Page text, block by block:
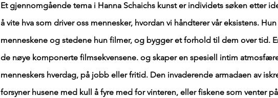
Et gjennomgående tema i Hanna Schaichs kunst er individets søken etter
å vite hva som driver oss mennesker, hvordan vi håndterer vår eksistens.
menneskene og stedene hun filmer, og bygger et forhold til dem over tid.
de nøye komponerte filmsekvensene. og skaper en spesiell intim
menneskers hverdag, på jobb eller fritid. Den invaderende armadaen av
forsyner husene med kull å fyre med for vinteren, eller fiskene som venter